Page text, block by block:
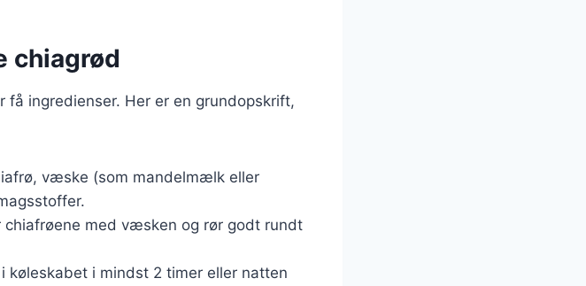
chiagrød
ingredienser. Her er en grundopskrift,
væske (som mandelmælk eller
chiafrøene med væsken og rør godt rundt
i mindst 2 timer eller natten